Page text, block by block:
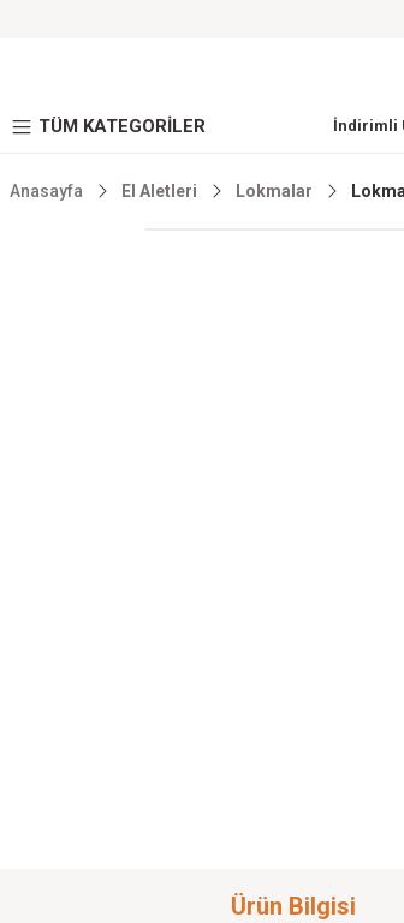
TÜM KATEGORİLER İndirimli
Anasayfa El Aletleri Lokmalar
Ürün Bilgisi